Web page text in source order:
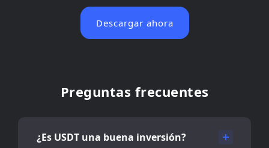
Descargar ahora
Preguntas frecuentes
¿Es USDT una buena inversión?